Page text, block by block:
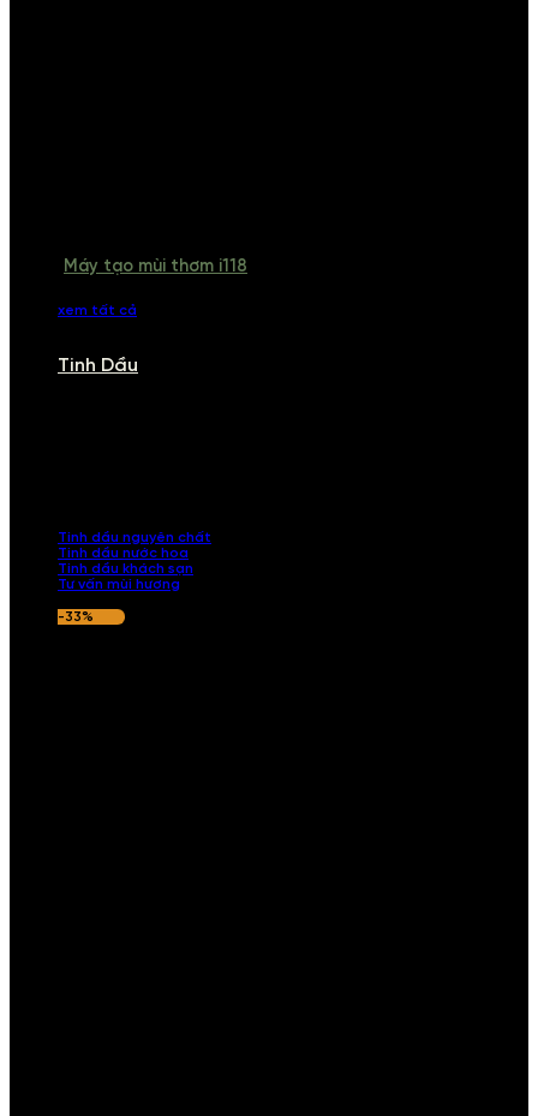
Máy tạo mùi thơm i118
xem tất cả
Tinh Dầu
Tinh dầu nguyên chất
Tinh dầu nước hoa
Tinh dầu khách sạn
Tư vấn mùi hương
-33%